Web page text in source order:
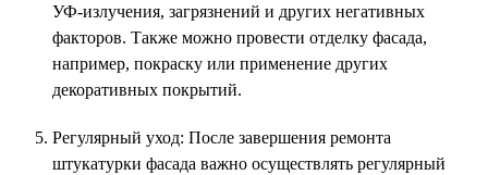
УФ-излучения, загрязнений и других негативных
факторов. Также можно провести отделку фасада,
например, покраску или применение других
декоративных покрытий.
Регулярный уход: После завершения ремонта
штукатурки фасада важно осуществлять регулярный